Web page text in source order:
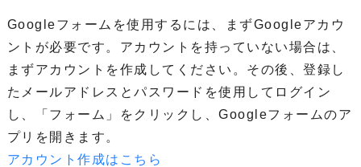
Googleフォームを使用するには、まずGoogleアカウ
ントが必要です。アカウントを持っていない場合は、
まずアカウントを作成してください。その後、登録し
たメールアドレスとパスワードを使用してログイン
し、「フォーム」をクリックし、Googleフォームのア
プリを開きます。
アカウント作成はこちら